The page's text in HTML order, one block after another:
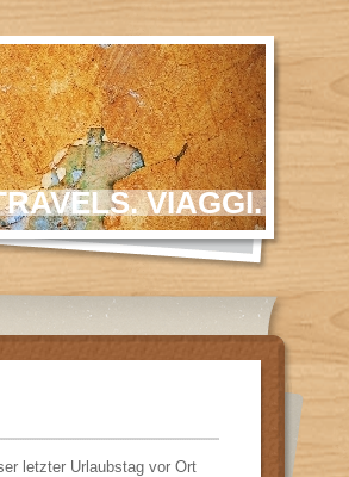
VIAGGI.
letzter Urlaubstag vor Ort